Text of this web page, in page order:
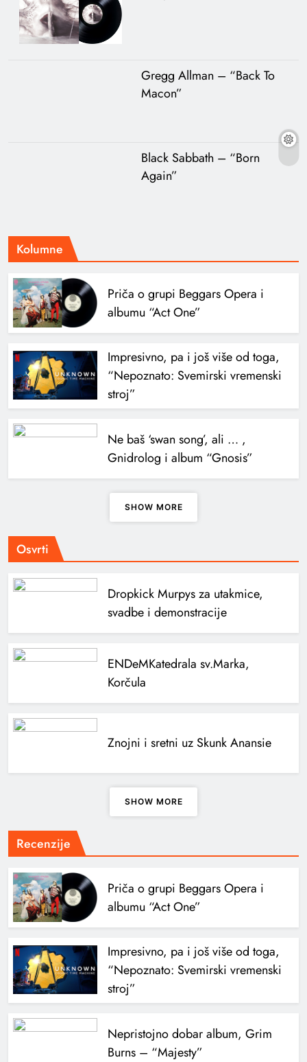
Gregg Allman – “Back To
Macon”
Black Sabbath – “Born
Again”
Kolumne
Priča o grupi Beggars Opera i
albumu “Act One”
Impresivno, pa i još više od toga,
“Nepoznato: Svemirski vremenski
stroj”
Ne baš ‘swan song’, ali … ,
Gnidrolog i album “Gnosis”
SHOW MORE
Osvrti
Dropkick Murpys za utakmice,
svadbe i demonstracije
ENDeMKatedrala sv.Marka,
Korčula
Znojni i sretni uz Skunk Anansie
SHOW MORE
Recenzije
Priča o grupi Beggars Opera i
albumu “Act One”
Impresivno, pa i još više od toga,
“Nepoznato: Svemirski vremenski
stroj”
Nepristojno dobar album, Grim
Burns – “Majesty”